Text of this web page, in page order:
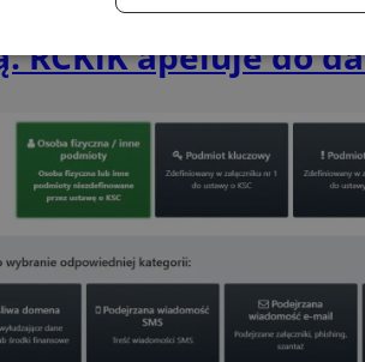
RCKiK apeluje do
Wydajność Targetowanie
umożliwiają korzystanie z podstawowych funkcji
/
Domena
Okres
przechowywania
Opis